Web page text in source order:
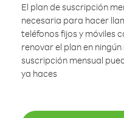
El plan de suscripción
necesaria para hacer
teléfonos fijos y móviles
renovar el plan en
suscripción mensual
ya haces